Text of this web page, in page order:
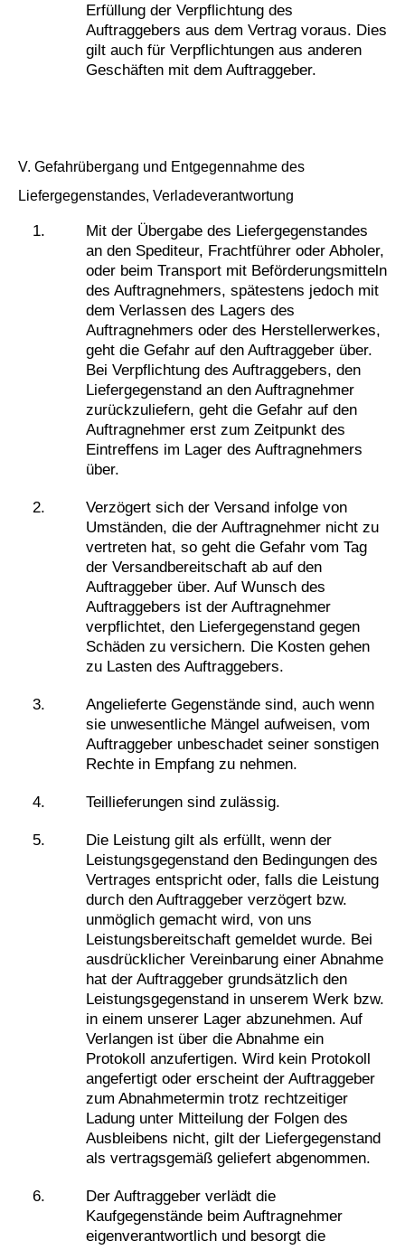
Erfüllung der Verpflichtung des
Auftraggebers aus dem Vertrag voraus. Dies
gilt auch für Verpflichtungen aus anderen
Geschäften mit dem Auftraggeber.
V. Gefahrübergang und Entgegennahme des
Liefergegenstandes, Verladeverantwortung
Mit der Übergabe des Liefergegenstandes
an den Spediteur, Frachtführer oder Abholer,
oder beim Transport mit Beförderungsmitteln
des Auftragnehmers, spätestens jedoch mit
dem Verlassen des Lagers des
Auftragnehmers oder des Herstellerwerkes,
geht die Gefahr auf den Auftraggeber über.
Bei Verpflichtung des Auftraggebers, den
Liefergegenstand an den Auftragnehmer
zurückzuliefern, geht die Gefahr auf den
Auftragnehmer erst zum Zeitpunkt des
Eintreffens im Lager des Auftragnehmers
über.
Verzögert sich der Versand infolge von
Umständen, die der Auftragnehmer nicht zu
vertreten hat, so geht die Gefahr vom Tag
der Versandbereitschaft ab auf den
Auftraggeber über. Auf Wunsch des
Auftraggebers ist der Auftragnehmer
verpflichtet, den Liefergegenstand gegen
Schäden zu versichern. Die Kosten gehen
zu Lasten des Auftraggebers.
Angelieferte Gegenstände sind, auch wenn
sie unwesentliche Mängel aufweisen, vom
Auftraggeber unbeschadet seiner sonstigen
Rechte in Empfang zu nehmen.
Teillieferungen sind zulässig.
Die Leistung gilt als erfüllt, wenn der
Leistungsgegenstand den Bedingungen des
Vertrages entspricht oder, falls die Leistung
durch den Auftraggeber verzögert bzw.
unmöglich gemacht wird, von uns
Leistungsbereitschaft gemeldet wurde. Bei
ausdrücklicher Vereinbarung einer Abnahme
hat der Auftraggeber grundsätzlich den
Leistungsgegenstand in unserem Werk bzw.
in einem unserer Lager abzunehmen. Auf
Verlangen ist über die Abnahme ein
Protokoll anzufertigen. Wird kein Protokoll
angefertigt oder erscheint der Auftraggeber
zum Abnahmetermin trotz rechtzeitiger
Ladung unter Mitteilung der Folgen des
Ausbleibens nicht, gilt der Liefergegenstand
als vertragsgemäß geliefert abgenommen.
Der Auftraggeber verlädt die
Kaufgegenstände beim Auftragnehmer
eigenverantwortlich und besorgt die